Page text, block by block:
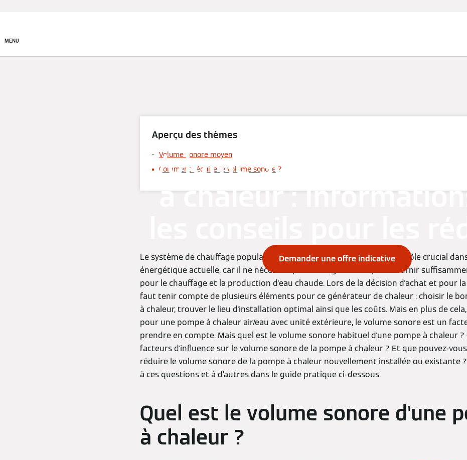
MENU
Volume sonore des
à chaleur :
Demander une offre indicative
Aperçu des thèmes
Volume sonore moyen
Comment réduire le volume sonore ?
Le système de chauffage populaire qu'est la pompe à chaleur joue un rôle crucial
énergétique actuelle, car il ne nécessite pas d'énergie fossile pour fournir
pour le chauffage et la production d'eau chaude. Lors de la décision d'achat et pour
faut tenir compte de plusieurs éléments pour ce générateur de chaleur : choisir le
à chaleur, trouver le lieu d'installation optimal ainsi que les coûts. Mais en plus de
pour une pompe à chaleur air/eau avec unité extérieure, le volume sonore est un
prendre en compte. Mais quel est le volume sonore habituel d'une pompe à chaleur ?
facteurs d'influence sur le volume sonore de la pompe à chaleur ? Et que pouvez-
réduire le volume sonore de la pompe à chaleur nouvellement installée ou existante
à ces questions et à d’autres dans le guide pratique ci-dessous.
Quel est le volume sonore d'une
à chaleur ?